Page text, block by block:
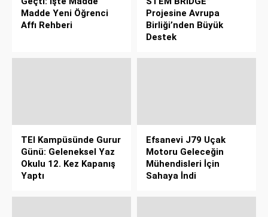
Madde Yeni Öğrenci
Affı Rehberi
Projesine Avrupa
Birliği’nden Büyük
Destek
TEI Kampüsünde Gurur
Günü: Geleneksel Yaz
Okulu 12. Kez Kapanış
Yaptı
Efsanevi J79 Uçak
Motoru Geleceğin
Mühendisleri İçin
Sahaya İndi